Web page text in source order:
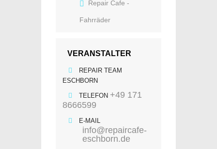
Repair Cafe -
Fahrräder
VERANSTALTER
REPAIR TEAM
ESCHBORN
TELEFON +49 171
8666599
E-MAIL
info@repaircafe-
eschborn.de